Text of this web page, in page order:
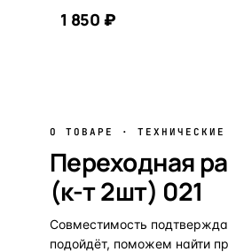
1 850 ₽
О ТОВАРЕ · ТЕХНИЧЕСКИЕ
Переходная
(к-т 2шт) 021
Совместимость
подойдёт, поможем найти